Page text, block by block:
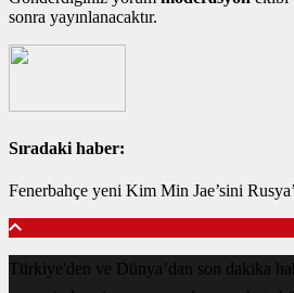
sonra yayınlanacaktır.
Sıradaki haber:
Fenerbahçe yeni Kim Min Jae’sini
Türkiye'den ve Dünya’dan son dakika